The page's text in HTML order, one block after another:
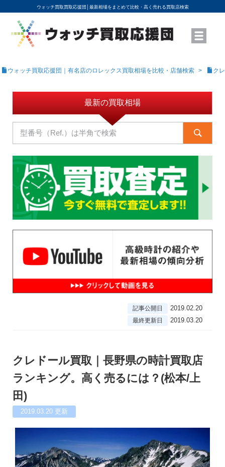
ウォッチ買取買取応援団│ 最新相場をまとめて比較・高く売れる買取店検索
YouTubeで動画を公開中
ROLEXモデル名から買取相場を調べる
高級時計ブランド名から買取相場を調べる
地域から買取店を探す
店舗名から買取店を探す
ブランド時計を高く売る方法
買取査定を依頼する
ウォッチ買取応援団｜有名店のロレックス買取相場を比較・店舗検索 ク
最新の買取相場
記事公開日 2019.02.20
最終更新日 2019.03.20
クレドール買取｜長野県の時計買取店
ランキング。高く売るには？(松本/上
田)
2019.03.20 更新